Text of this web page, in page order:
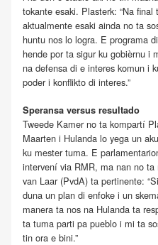
tokante esaki. Plasterk: “Na
aktualmente esaki ainda no ta
huntu nos lo logra. E programa
hende por ta sigur ku gobièrnu i
na defensa di e interes komun i
poder i konflikto di interes.”
Speransa versus resultado
Tweede Kamer no ta kompartí
Maarten i Hulanda lo yega un
ku mester tuma. E
intervení via RMR, ma nan no
van Laar (PvdA) ta pertinente:
duna un plan di enfoke i un
manera ta nos na Hulanda ta
ta tuma parti pa pueblo i mi ta
tin ora e bini.”